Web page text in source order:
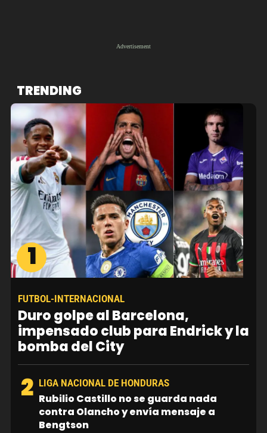
TRENDING
1
FUTBOL-INTERNACIONAL
Duro golpe al Barcelona,
impensado club para Endrick y la
bomba del City
2 LIGA NACIONAL DE HONDURAS
Rubilio Castillo no se guarda nada
contra Olancho y envía mensaje a
Bengtson